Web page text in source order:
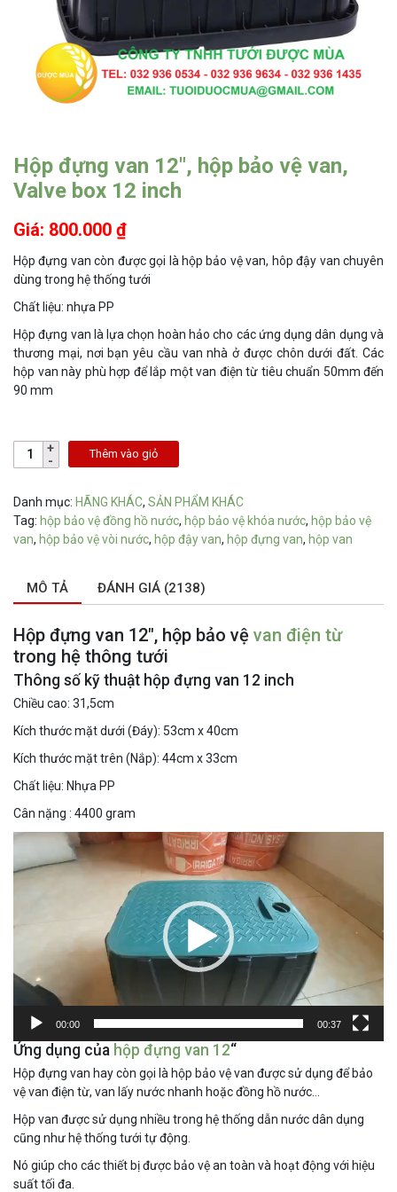
Hộp đựng van 12″, hộp bảo vệ van,
Valve box 12 inch
Giá: 800.000 ₫
Hộp đựng van còn được gọi là hộp bảo vệ van, hôp đậy van chuyên
dùng trong hệ thống tưới
Chất liệu: nhựa PP
Hộp đựng van là lựa chọn hoàn hảo cho các ứng dụng dân dụng và
thương mại, nơi bạn yêu cầu van nhà ở được chôn dưới đất. Các
hộp van này phù hợp để lắp một van điện từ tiêu chuẩn 50mm đến
90 mm
Thêm vào giỏ
Danh mục: HÃNG KHÁC, SẢN PHẨM KHÁC
Tag: hộp bảo vệ đồng hồ nước, hộp bảo vệ khóa nước, hộp bảo vệ
van, hộp bảo vệ vòi nước, hộp đậy van, hộp đựng van, hộp van
MÔ TẢ ĐÁNH GIÁ (2138)
Hộp đựng van 12″, hộp bảo vệ van điện từ
trong hệ thông tưới
Thông số kỹ thuật hộp đựng van 12 inch
Chiều cao: 31,5cm
Kích thước mặt dưới (Đáy): 53cm x 40cm
Kích thước mặt trên (Nắp): 44cm x 33cm
Chất liệu: Nhựa PP
Cân nặng : 4400 gram
Trình
chơi
Video
00:00 00:37
Ứng dụng của hộp đựng van 12“
Hộp đựng van hay còn gọi là hộp bảo vệ van được sử dụng để bảo
vệ van điện từ, van lấy nước nhanh hoặc đồng hồ nước…
Hộp van được sử dụng nhiều trong hệ thống dẫn nước dân dụng
cũng như hệ thống tưới tự động.
Nó giúp cho các thiết bị được bảo vệ an toàn và hoạt động với hiệu
suất tối đa.